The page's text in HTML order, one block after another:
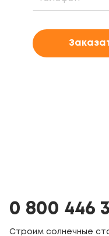
0 800 446
Строим солнечные